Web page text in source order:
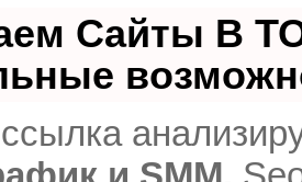
Сайты В